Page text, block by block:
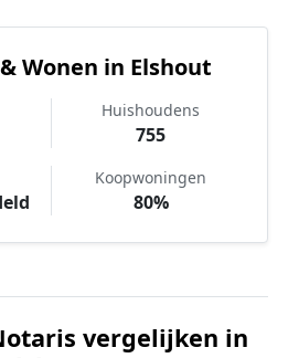
Wonen in Elshout
Huishoudens
755
Koopwoningen
80%
vergelijken in